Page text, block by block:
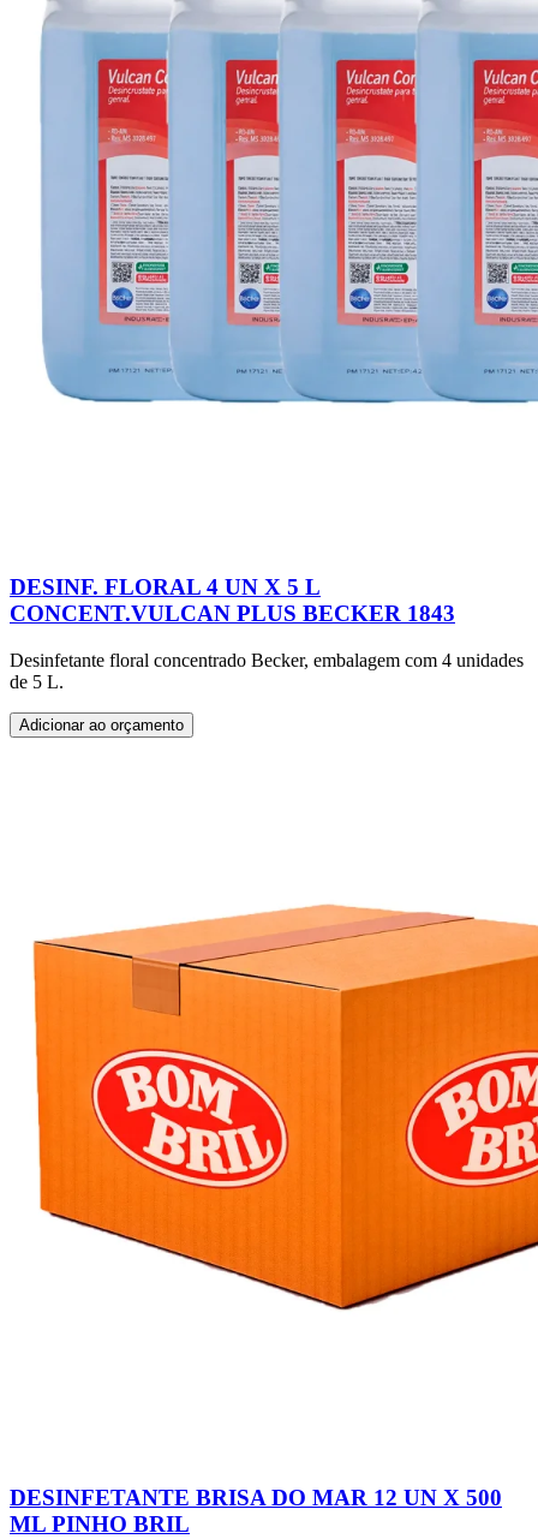
DESINF. FLORAL 4 UN X 5 L
CONCENT.VULCAN PLUS BECKER 1843
Desinfetante floral concentrado Becker, embalagem com 4 unidades
de 5 L.
Adicionar ao orçamento
DESINFETANTE BRISA DO MAR 12 UN X 500
ML PINHO BRIL